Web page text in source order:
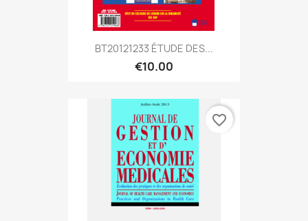
BT20121233 ÉTUDE DES...
€10.00
favorite_border